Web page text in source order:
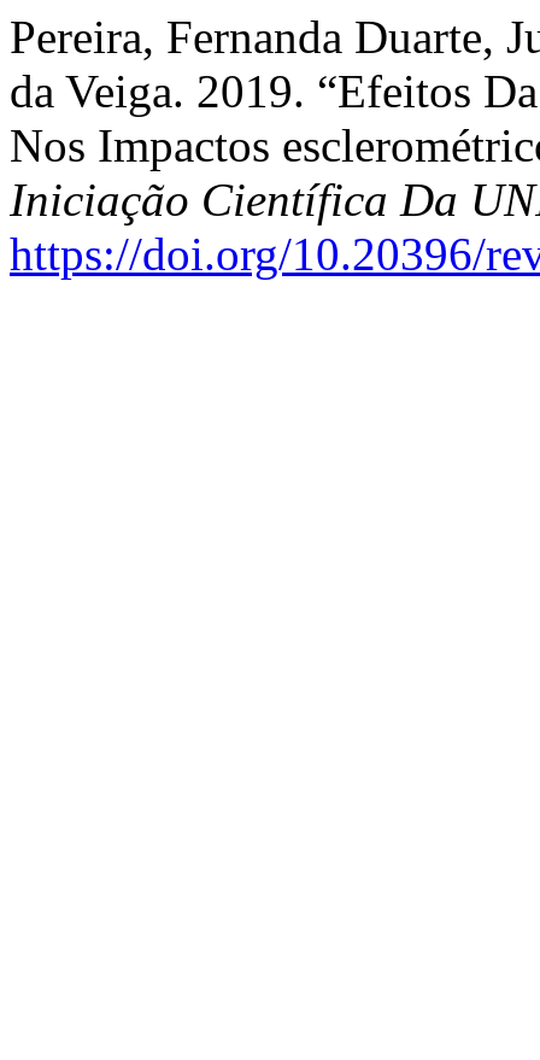
Pereira, Fernanda Duarte,
da Veiga. 2019. “Efeitos
Nos Impactos
Iniciação Científica Da
https://doi.org/10.20396/